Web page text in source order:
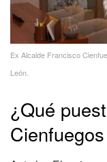
Ex Alcalde Francisco
León.
¿Qué